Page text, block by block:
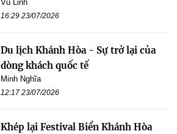
Vũ Linh
16:29 23/07/2026
Du lịch Khánh Hòa - Sự trở lại của
dòng khách quốc tế
Minh Nghĩa
12:17 23/07/2026
Khép lại Festival Biển Khánh Hòa